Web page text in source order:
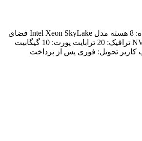
رم: 32 گیگابایت پردازنده: 8 هسته مدل Intel Xeon SkyLake فضای
هارد: 240 گیگابایت NVMe ترافیک: 20 ترابایت پورت: 10 گیگابیت
کاربر تحویل: فوری پس از پرداخت